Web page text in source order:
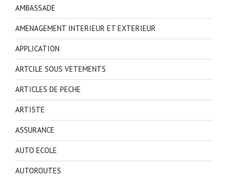
AMBASSADE
AMENAGEMENT INTERIEUR ET EXTERIEUR
APPLICATION
ARTCILE SOUS VETEMENTS
ARTICLES DE PECHE
ARTISTE
ASSURANCE
AUTO ECOLE
AUTOROUTES